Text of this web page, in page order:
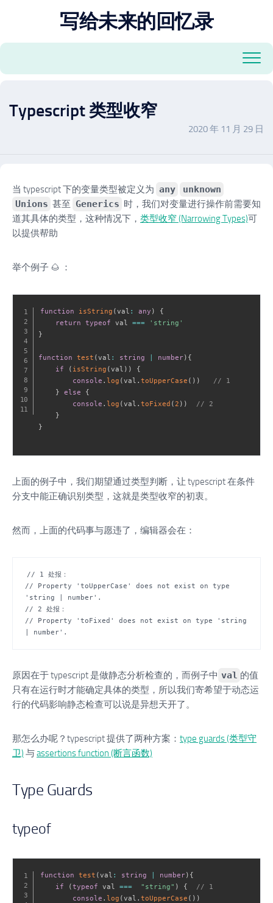
容
写给未来的回忆录
Typescript 类型收窄
2020 年 11 月 29 日
当 typescript 下的变量类型被定义为 any
unknown
Unions 甚至 Generics 时，我们对变量进行操作前需要知
道其具体的类型，这种情况下， 类型收窄 (Narrowing Types)可
以提供帮助
举个例子 🌰 ：
function isString (val : any )
{
return
typeof val ===
'string'
}
function test (val : string number) {
if
( isString (val ) )
{
console . log (val . toUpperCase ( ) )
// 1
}
else
{
console . log (val . toFixed (2 ) )
// 2
}
}
上面的例子中，我们期望通过类型判断，让 typescript 在条件
分支中能正确识别类型，这就是类型收窄的初衷。
然而，上面的代码事与愿违了，编辑器会在：
// 1 处报：
// Property 'toUpperCase' does not exist on type
'string | number'.
// 2 处报：
// Property 'toFixed' does not exist on type 'string
原因在于 typescript 是做静态分析检查的，而例子中 val 的值
只有在运行时才能确定具体的类型，所以我们寄希望于动态运
行的代码影响静态检查可以说是异想天开了。
那怎么办呢？typescript 提供了两种方案： type guards (类型守
卫) 与assertions function (断言函数)
Type Guards
typeof
function test (val : string number) {
if
(typeof val === "string" ) {
// 1
console . log (val . toUpperCase ( ) )